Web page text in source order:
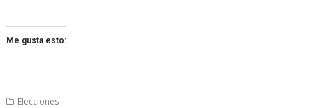
Me gusta esto:
Elecciones